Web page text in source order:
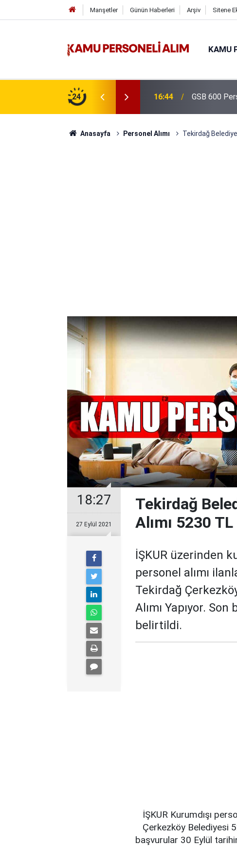
Manşetler Günün Haberleri Arşiv Sitene
KAMU
24
Gündemde! Bakan Çiftçi Süreci
16:44 GSB 600
Anasayfa Personel Alımı Tekirdağ
18:27
27 Eylül 2021
Tekirdağ
Alımı 5230
İŞKUR üzerinden
personel alımı
Tekirdağ
Alımı Yapıyor.
belirtildi.
İŞKUR Kurumdışı
Çerkezköy Belediyesi
başvurular 30 Eylül